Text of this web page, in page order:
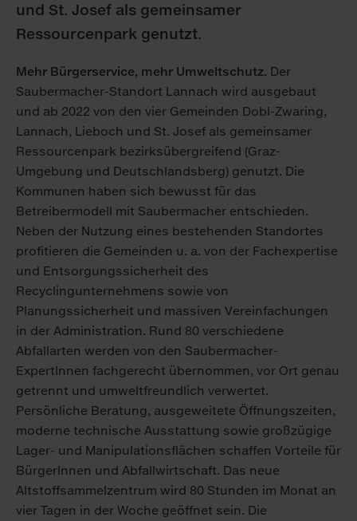
und St. Josef als gemeinsamer
Ressourcenpark genutzt.
Mehr Bürgerservice, mehr Umweltschutz. Der
Saubermacher-Standort Lannach wird ausgebaut
und ab 2022 von den vier Gemeinden Dobl-Zwaring,
Lannach, Lieboch und St. Josef als gemeinsamer
Ressourcenpark bezirksübergreifend (Graz-
Umgebung und Deutschlandsberg) genutzt. Die
Kommunen haben sich bewusst für das
Betreibermodell mit Saubermacher entschieden.
Neben der Nutzung eines bestehenden Standortes
profitieren die Gemeinden u. a. von der Fachexpertise
und Entsorgungssicherheit des
Recyclingunternehmens sowie von
Planungssicherheit und massiven Vereinfachungen
in der Administration. Rund 80 verschiedene
Abfallarten werden von den Saubermacher-
ExpertInnen fachgerecht übernommen, vor Ort genau
getrennt und umweltfreundlich verwertet.
Persönliche Beratung, ausgeweitete Öffnungszeiten,
moderne technische Ausstattung sowie großzügige
Lager- und Manipulationsflächen schaffen Vorteile für
BürgerInnen und Abfallwirtschaft. Das neue
Altstoffsammelzentrum wird 80 Stunden im Monat an
vier Tagen in der Woche geöffnet sein. Die